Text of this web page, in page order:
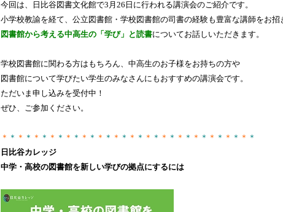
今回は、日比谷図書文化館で3月26日に行われる講演会のご紹介です。
小学校教諭を経て、公立図書館・学校図書館の司書の経験も豊富な講師をお招
図書館から考える中高生の「学び」と読書についてお話しいただきます。
学校図書館に関わる方はもちろん、中高生のお子様をお持ちの方や
図書館について学びたい学生のみなさんにもおすすめの講演会です。
ただいま申し込みを受付中！
ぜひ、ご参加ください。
＊ ＊ ＊ ＊ ＊ ＊ ＊ ＊ ＊ ＊ ＊ ＊ ＊ ＊ ＊ ＊ ＊ ＊ ＊ ＊ ＊ ＊ ＊ ＊ ＊ ＊ ＊ ＊ ＊ ＊ ＊ ＊
日比谷カレッジ
中学・高校の図書館を新しい学びの拠点にするには